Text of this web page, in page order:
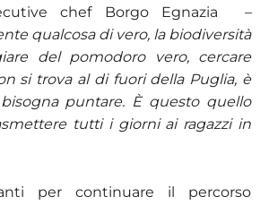
chef Borgo Egnazia –
qualcosa di vero, la biodiversità
del pomodoro vero, cercare
si trova al di fuori della Puglia, è
puntare. È questo quello
tutti i giorni ai ragazzi in
per continuare il percorso